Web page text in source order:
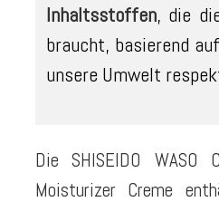
Inhaltsstoffen, die
braucht, basierend
unsere Umwelt
Die SHISEIDO WASO
Moisturizer Creme